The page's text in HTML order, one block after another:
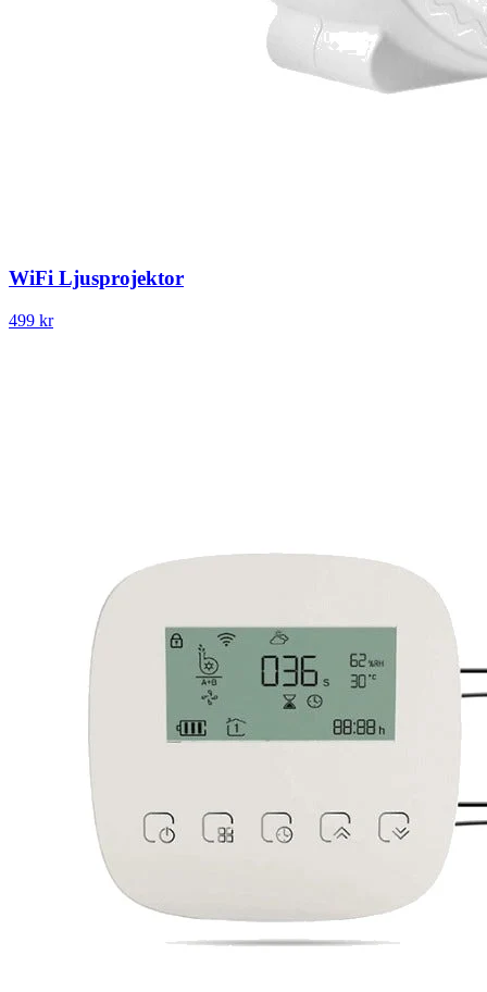
WiFi Ljusprojektor
499 kr